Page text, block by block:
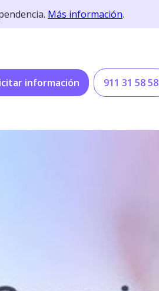
Más información.
información 911 31 58 58